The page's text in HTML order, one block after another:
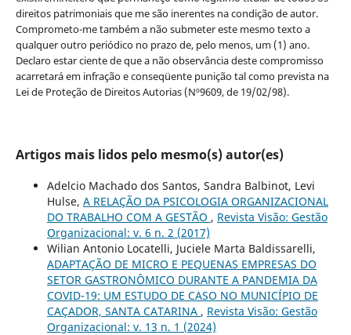
direitos patrimoniais que me são inerentes na condição de autor.
Comprometo-me também a não submeter este mesmo texto a
qualquer outro periódico no prazo de, pelo menos, um (1) ano.
Declaro estar ciente de que a não observância deste compromisso
acarretará em infração e conseqüente punição tal como prevista na
Lei de Proteção de Direitos Autorias (Nº9609, de 19/02/98).
Artigos mais lidos pelo mesmo(s) autor(es)
Adelcio Machado dos Santos, Sandra Balbinot, Levi
Hulse, A RELAÇÃO DA PSICOLOGIA ORGANIZACIONAL
DO TRABALHO COM A GESTÃO , Revista Visão: Gestão
Organizacional: v. 6 n. 2 (2017)
Wilian Antonio Locatelli, Juciele Marta Baldissarelli,
ADAPTAÇÃO DE MICRO E PEQUENAS EMPRESAS DO
SETOR GASTRONÔMICO DURANTE A PANDEMIA DA
COVID-19: UM ESTUDO DE CASO NO MUNICÍPIO DE
CAÇADOR, SANTA CATARINA , Revista Visão: Gestão
Organizacional: v. 13 n. 1 (2024)